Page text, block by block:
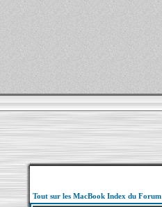
Tout sur les MacBook Index du Forum